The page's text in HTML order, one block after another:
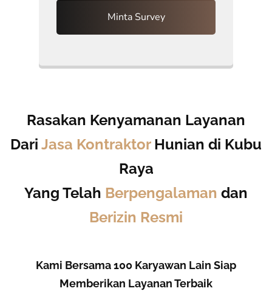
Minta Survey
Rasakan Kenyamanan Layanan
Dari Jasa KontraktorHunian di Kubu
Raya
Yang Telah Berpengalaman dan
Berizin Resmi
Kami Bersama 100 Karyawan Lain Siap
Memberikan Layanan Terbaik